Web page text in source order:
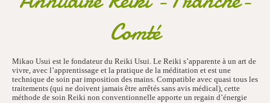
Comté
Mikao Usui est le fondateur du Reiki Usui. Le Reiki s’apparente à un art de
vivre, avec l’apprentissage et la pratique de la méditation et est une
technique de soin par imposition des mains. Compatible avec quasi tous les
traitements (qui ne doivent jamais être arrêtés sans avis médical), cette
méthode de soin Reiki non conventionnelle apporte un regain d’énergie